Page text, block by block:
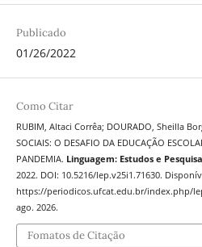
Publicado
01/26/2022
Como Citar
RUBIM, Altaci Corrêa; DOURADO, Sheilla
SOCIAIS: O DESAFIO DA EDUCAÇÃO
PANDEMIA. Linguagem: Estudos e
2022. DOI: 10.5216/lep.v25i1.71630.
https://periodicos.ufcat.edu.br/index.php/
ago. 2026.
Fomatos de Citação